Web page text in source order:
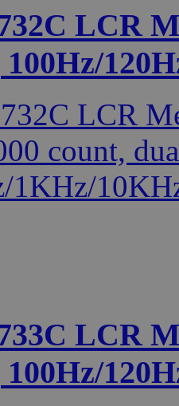
LCR
LCR
100Hz/